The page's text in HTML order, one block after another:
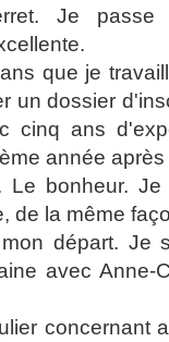
Je
que je
un dossier
cinq ans
année
Le bonheur.
de la même
départ. Je
avec
concernant